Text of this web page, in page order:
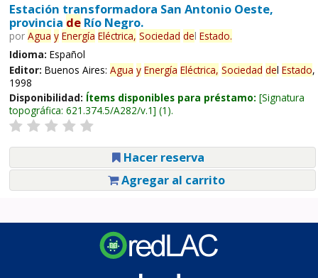
Estación transformadora San Antonio Oeste,
provincia deRío Negro.
por Agua y Energía Eléctrica, Sociedad del Estado.
Idioma: Español
Editor: Buenos Aires: Agua y Energía Eléctrica, Sociedad del Estado,
1998
Disponibilidad: Ítems disponibles para préstamo: Signatura
topográfica: 621.374.5/A282/v.1 (1).
Hacer reserva
Agregar al carrito